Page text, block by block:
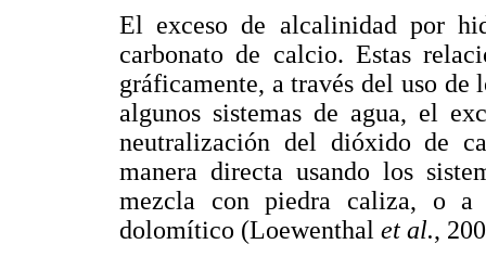
El exceso de alcalinidad por
carbonato de calcio. Estas
gráficamente, a través del uso de
algunos sistemas de agua, el
neutralización del dióxido de
manera directa usando los
mezcla con piedra caliza, o a
dolomítico (Loewenthal et al.,